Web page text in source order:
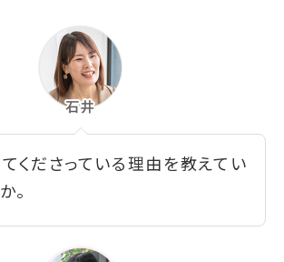
くださっている理由を教えてい
。